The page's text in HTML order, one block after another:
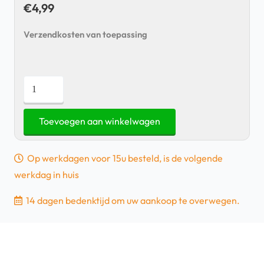
€4,99
Verzendkosten van toepassing
Samsung
Galaxy
Edge
Bruin
|
Partijhandel
Toevoegen aan winkelwagen
Op werkdagen voor 15u besteld, is de volgende
werkdag in huis
14 dagen bedenktijd om uw aankoop te overwegen.